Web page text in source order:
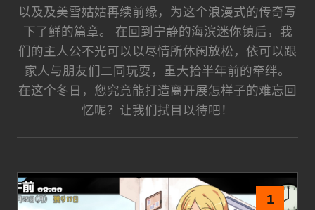
以及及美雪姑姑再续前缘，为这个浪漫式的传奇写
下了鲜的篇章。 在回到宁静的海滨迷你镇后，我
们的主人公不光可以以尽情所休闲放松，依可以跟
家人与朋友们二同玩耍，重大拾半年前的牵绊。
在这个冬日，您究竟能打造离开展怎样子的难忘回
忆呢？让我们拭目以待吧！
1